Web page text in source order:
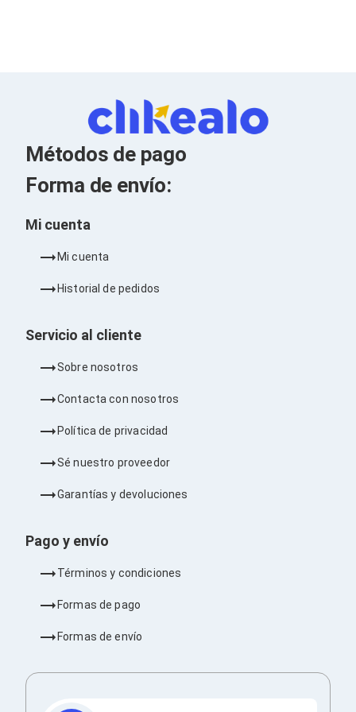
PC's de Escritorio
Workstations
Mini PC's
Barebones
Electrónica de Consumo
Audio
Micrófonos
Bases para Audífonos
Audífonos Intrauriculares
Bocinas Portátiles
Barras de Sonido
Sonido para Centros de Entretenimiento
Home Theater
Proyectores
Soportes de Proyectores
Pantallas de Proyección
Adaptadores de Red para Proyectores
Accesorios TV
Controles Remoto
Pantallas
Pantallas Comerciales
Métodos de pago
Forma de envío:
Mi cuenta
Mi cuenta
Historial de pedidos
Servicio al cliente
Sobre nosotros
Contacta con nosotros
Política de privacidad
Sé nuestro proveedor
Garantías y devoluciones
Pago y envío
Términos y condiciones
Formas de pago
Formas de envío